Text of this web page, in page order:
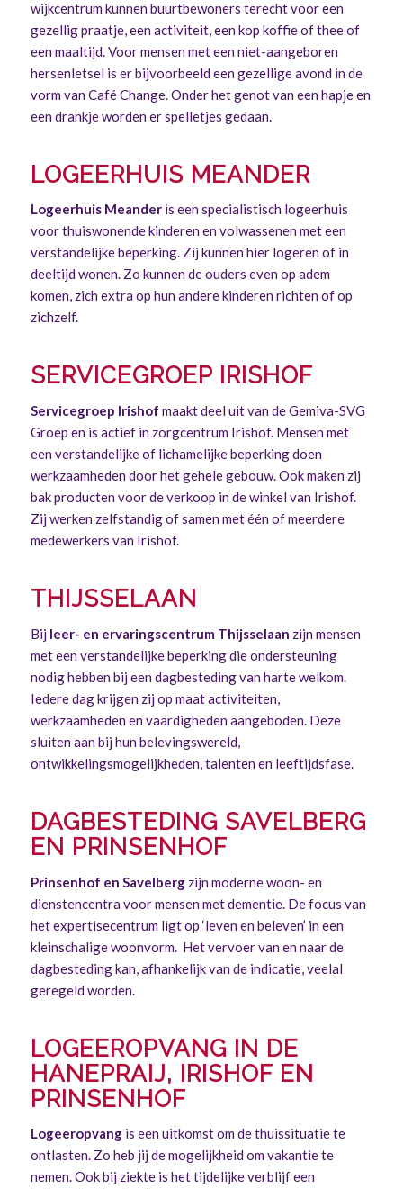
wijkcentrum kunnen buurtbewoners terecht voor een
gezellig praatje, een activiteit, een kop koffie of thee of
een maaltijd. Voor mensen met een niet-aangeboren
hersenletsel is er bijvoorbeeld een gezellige avond in de
vorm van Café Change. Onder het genot van een hapje en
een drankje worden er spelletjes gedaan.
LOGEERHUIS MEANDER
Logeerhuis Meanderis een specialistisch logeerhuis
voor thuiswonende kinderen en volwassenen met een
verstandelijke beperking. Zij kunnen hier logeren of in
deeltijd wonen. Zo kunnen de ouders even op adem
komen, zich extra op hun andere kinderen richten of op
zichzelf.
SERVICEGROEP IRISHOF
Servicegroep Irishof maakt deel uit van de Gemiva-SVG
Groep en is actief in zorgcentrum Irishof. Mensen met
een verstandelijke of lichamelijke beperking doen
werkzaamheden door het gehele gebouw. Ook maken zij
bak producten voor de verkoop in de winkel van Irishof.
Zij werken zelfstandig of samen met één of meerdere
medewerkers van Irishof.
THIJSSELAAN
Bij leer- en ervaringscentrum Thijsselaan zijn mensen
met een verstandelijke beperking die ondersteuning
nodig hebben bij een dagbesteding van harte welkom.
Iedere dag krijgen zij op maat activiteiten,
werkzaamheden en vaardigheden aangeboden. Deze
sluiten aan bij hun belevingswereld,
ontwikkelingsmogelijkheden, talenten en leeftijdsfase.
DAGBESTEDING SAVELBERG
EN PRINSENHOF
Prinsenhof en Savelbergzijn moderne woon- en
dienstencentra voor mensen met dementie. De focus van
het expertisecentrum ligt op ‘leven en beleven’ in een
kleinschalige woonvorm. Het vervoer van en naar de
dagbesteding kan, afhankelijk van de indicatie, veelal
geregeld worden.
LOGEEROPVANG IN DE
HANEPRAIJ, IRISHOF EN
PRINSENHOF
Logeeropvangis een uitkomst om de thuissituatie te
ontlasten. Zo heb jij de mogelijkheid om vakantie te
nemen. Ook bij ziekte is het tijdelijke verblijf een